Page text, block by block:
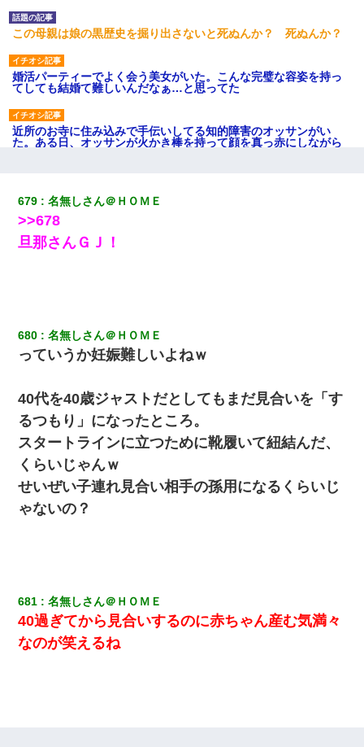
この母親は娘の黒歴史を掘り出さないと死ぬんか？ 死ぬんか？
婚活パーティーでよく会う美女がいた。こんな完璧な容姿を持っ
てしても結婚て難しいんだなぁ…と思ってた
近所のお寺に住み込みで手伝いしてる知的障害のオッサンがい
た。ある日、オッサンが火かき棒を持って顔を真っ赤にしながら
夫の友達がBBQを定期的に開催して夫婦で参加してたんだけど、
女性側のリーダーみたいな人に「BBQは友達とやりなよ！」と言
われて…
ずっとニートだと思ってた同居の義弟が投資で旦那より稼いでる
【悲報】嫁がワイのこと嫌いっぽいから単身赴任した結果
【衝撃】ヤンキー女に「サせて」って言った結果
彼氏家「うちは墨入れるのが伝統だから。お前も彫れ」 → 結果…
嫁の妹（26歳）がずっとウチに泊まりに来た結果→俺がヤバイｗ
ｗｗｗｗｗｗｗ
679 名無しさん＠ＨＯＭＥ
>>678
旦那さんＧＪ！
680 名無しさん＠ＨＯＭＥ
っていうか妊娠難しいよねｗ
40代を40歳ジャストだとしてもまだ見合いを「す
るつもり」になったところ。
スタートラインに立つために靴履いて紐結んだ、
くらいじゃんｗ
せいぜい子連れ見合い相手の孫用になるくらいじ
ゃないの？
681 名無しさん＠ＨＯＭＥ
40過ぎてから見合いするのに赤ちゃん産む気満々
なのが笑えるね